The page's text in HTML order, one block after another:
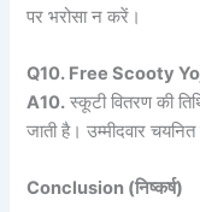
पर भरोसा न करें।
Q10. Free Scooty
A10. स्कूटी वितरण की
जाती है। उम्मीदवार
Conclusion (निष्कर्ष)